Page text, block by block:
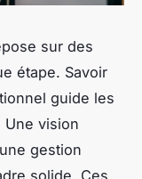
sur des
étape. Savoir
guide les
vision
gestion
solide. Ces